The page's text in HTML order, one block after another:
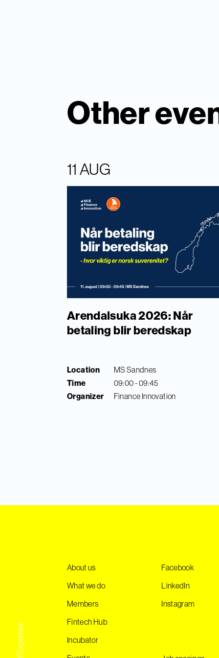
Other
11 AUG
Arendalsuka 2026: Når
betaling blir beredskap
Location
Time
Organizer
MS Sandnes
09:00 - 09:45
Finance Innovation
About us
What we do
Members
Fintech Hub
Incubator
Facebook
LinkedIn
Instagram